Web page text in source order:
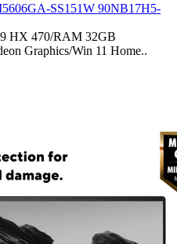
SS151W 90NB17H5-
HX 470/RAM 32GB
Graphics/Win 11 Home..